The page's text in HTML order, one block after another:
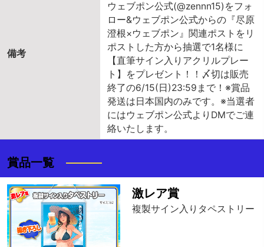
備考
ウェブポン公式(@zennn15)をフォ
ロー&ウェブポン公式からの『尽原
澄根×ウェブポン』関連ポストをリ
ポストした方から抽選で1名様に
【直筆サイン入りアクリルプレー
ト】をプレゼント！！〆切は販売
終了の6/15(日)23:59まで！※賞品
発送は日本国内のみです。※当選者
にはウェブポン公式よりDMでご連
絡いたします。
賞品一覧
激レア賞
複製サイン入りタペストリー